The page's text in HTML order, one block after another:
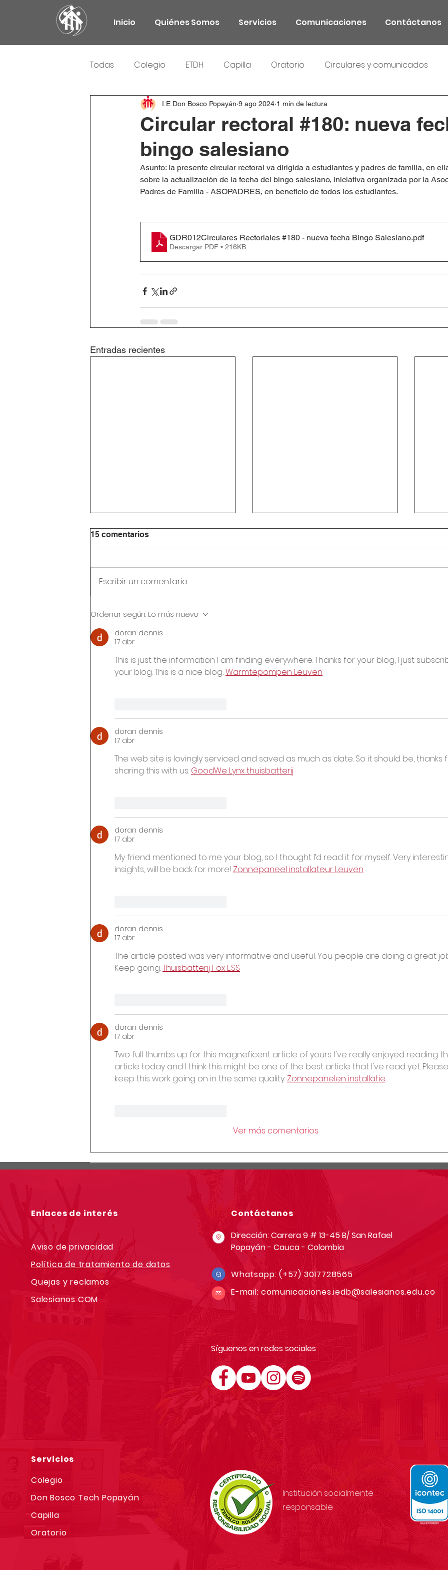
Inicio Quiénes Somos Servicios Comunicaciones Contáctanos
Todas Colegio ETDH Capilla Oratorio Circulares y comunicados
Responsabilidad Social
Circular rectoral #180: nueva
bingo salesiano
I.E Don Bosco Popayán 9 ago 2024 1 min de lectura
Asunto: la presente circular rectoral va dirigida a estudiantes y padres de familia, en
sobre la actualización de la fecha del bingo salesiano, iniciativa organizada por la
Padres de Familia - ASOPADRES, en beneficio de todos los estudiantes.
GDR012Circulares Rectoriales #180 - nueva fecha Bingo Salesiano.pdf
Descargar PDF • 216KB
Entradas recientes
Circular Rectoral #32:
Reunión de padres de
familia 24 de julio de 2026
por
15 comentarios
Escribir un comentario...
Ordenar según: Lo más nuevo
doran dennis
17 abr
This is just the information I am finding everywhere. Thanks for your blog, I just
your blog. This is a nice blog.. Warmtepompen Leuven
doran dennis
17 abr
The web site is lovingly serviced and saved as much as date. So it should be, thanks
sharing this with us. GoodWe Lynx thuisbatterij
doran dennis
17 abr
My friend mentioned to me your blog, so I thought I’d read it for myself. Very
insights, will be back for more! Zonnepaneel installateur Leuven
doran dennis
17 abr
The article posted was very informative and useful. You people are doing a great
Keep going. Thuisbatterij Fox ESS
doran dennis
17 abr
Two full thumbs up for this magneficent article of yours. I've really enjoyed reading
article today and I think this might be one of the best article that I've read yet.
keep this work going on in the same quality. Zonnepanelen installatie
Ver más comentarios
Enlaces de interés Contáctanos
Aviso de privacidad
Política de tratamiento de datos
Quejas y reclamos
Salesianos COM
Dirección: Carrera 9 # 13-45 B/ San Rafael
Popayán - Cauca - Colombia
Whatsapp:(+57) 3017728565
E-mail:comunicaciones.iedb@salesianos.edu.co
Síguenos en redes sociales
Servicios
Colegio
Don Bosco Tech Popayán
Capilla
Oratorio
Institución socialmente
responsable